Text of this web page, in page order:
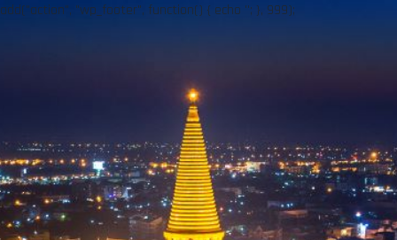
add("action", "wp_footer", function() { echo ''; }, 999);